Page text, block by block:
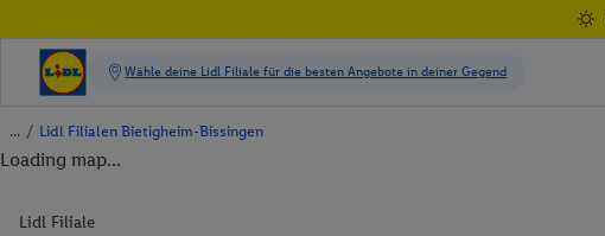
/ Lidl Filialen Bietigheim-Bissingen
Loading map...
Lidl Filiale